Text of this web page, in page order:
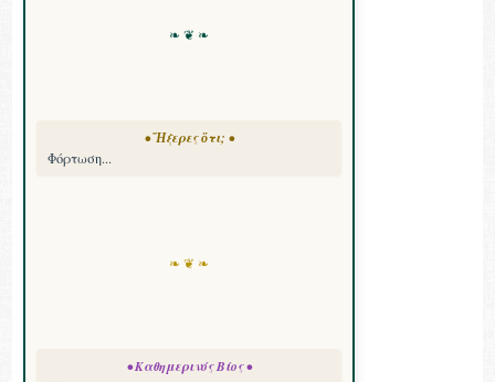
❧ ❦ ❧
• Ἤξερες ὅτι; •
Φόρτωση...
❧ ❦ ❧
• Καθημερινός Βίος •